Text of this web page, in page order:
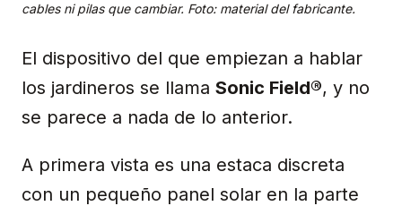
cables ni pilas que cambiar. Foto: material del fabricante.
El dispositivo del que empiezan a hablar
los jardineros se llama Sonic Field®, y no
se parece a nada de lo anterior.
A primera vista es una estaca discreta
con un pequeño panel solar en la parte